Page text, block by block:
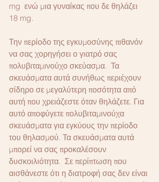
mg  ενώ μια γυναίκας που δε θηλάζει
18 mg.
Την περίοδο της εγκυμοσύνης πιθανόν
να σας χορηγήσει ο γιατρό σας
πολυβιταμινούχο σκεύασμα.  Τα
σκευάσματα αυτά συνήθως περιέχουν
σίδηρο σε μεγαλύτερη ποσότητα από
αυτή που χρειάζεστε όταν θηλάζετε. Για
αυτό αποφύγετε πολυβιταμινούχα
σκευάσματα για εγκύους την περίοδο
του θηλασμού. Τα σκευάσματα αυτά
μπορεί να σας προκαλέσουν
δυσκοιλιότητα.  Σε περίπτωση που
αισθάνεστε ότι η διατροφή σας δεν είναι